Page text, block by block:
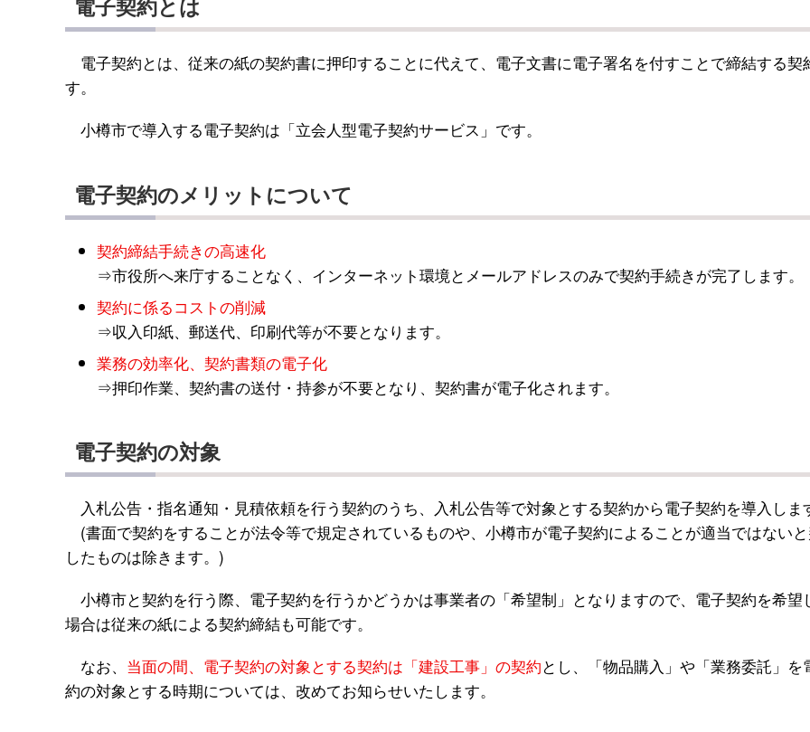
電子契約とは、従来の紙の契約書に押印することに代えて、電子文書に電子署名を付すことで締結する契
す。
小樽市で導入する電子契約は「立会人型電子契約サービス」です。
電子契約のメリットについて
契約締結手続きの高速化
⇒市役所へ来庁することなく、インターネット環境とメールアドレスのみで契約手続きが完了します。
契約に係るコストの削減
⇒収入印紙、郵送代、印刷代等が不要となります。
業務の効率化、契約書類の電子化
⇒押印作業、契約書の送付・持参が不要となり、契約書が電子化されます。
電子契約の対象
入札公告・指名通知・見積依頼を行う契約のうち、入札公告等で対象とする契約から電子契約を導入しま
(書面で契約をすることが法令等で規定されているものや、小樽市が電子契約によることが適当ではない
したものは除きます。)
小樽市と契約を行う際、電子契約を行うかどうかは事業者の「希望制」となりますので、電子契約を希望
場合は従来の紙による契約締結も可能です。
なお、 当面の間、電子契約の対象とする契約は「建設工事」の契約とし、「物品購入」や「業務委託」を
約の対象とする時期については、改めてお知らせいたします。